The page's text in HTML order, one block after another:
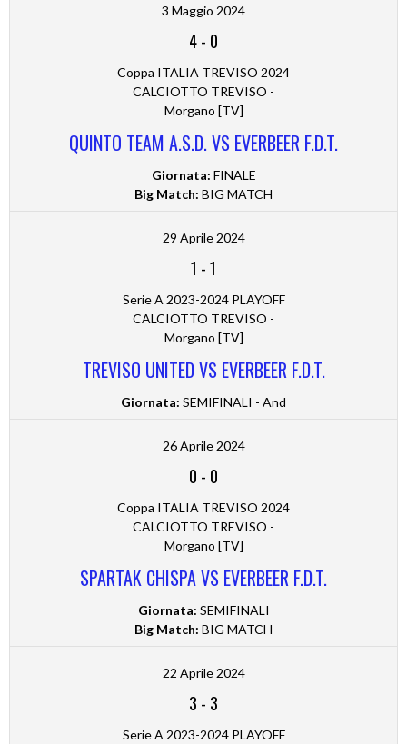
3 Maggio 2024
4- 0
Coppa ITALIA TREVISO 2024
CALCIOTTO TREVISO -
Morgano [TV]
QUINTO TEAM A.S.D. VS EVERBEER F.D.T.
Giornata: FINALE
Big Match: BIG MATCH
29 Aprile 2024
1 -1
Serie A 2023-2024 PLAYOFF
CALCIOTTO TREVISO -
Morgano [TV]
TREVISO UNITED VS EVERBEER F.D.T.
Giornata: SEMIFINALI - And
26 Aprile 2024
0 - 0
Coppa ITALIA TREVISO 2024
CALCIOTTO TREVISO -
Morgano [TV]
SPARTAK CHISPA VS EVERBEER F.D.T.
Giornata: SEMIFINALI
Big Match: BIG MATCH
22 Aprile 2024
3 - 3
Serie A 2023-2024 PLAYOFF